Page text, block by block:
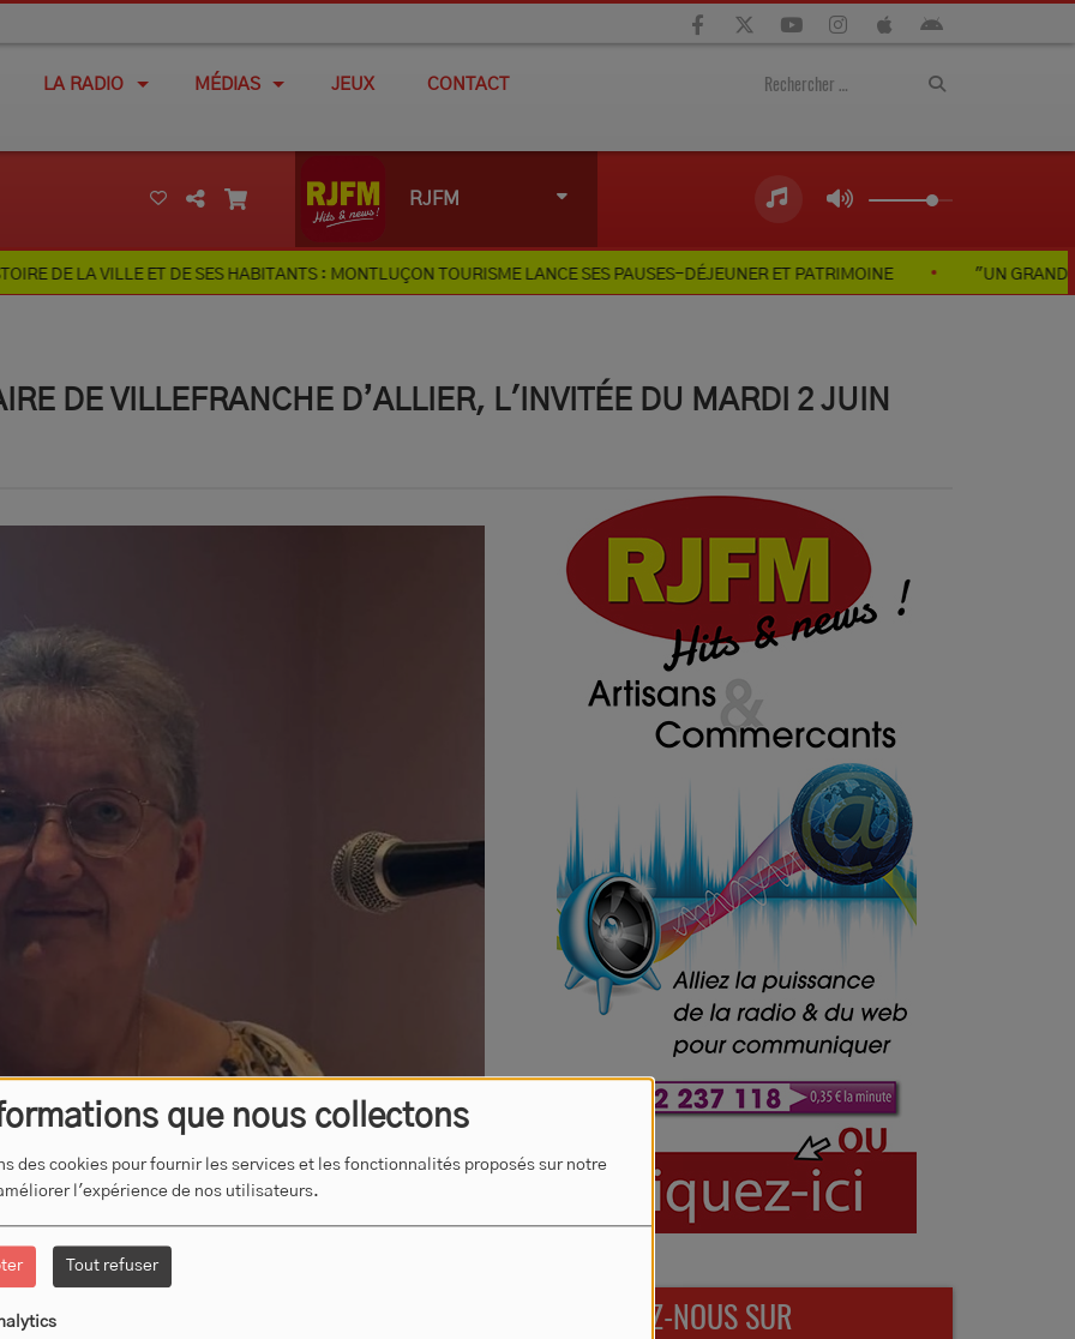
que nous collectons
des cookies pour fournir les services et les fonctionnalités proposés sur notre
l'expérience de nos utilisateurs.
Tout refuser
LA RADIO MÉDIAS JEUX CONTACT
RJFM
ET DE SES HABITANTS : MONTLUÇON TOURISME LANCE SES PAUSES-DÉJEUNER ET PATRIMOINE "UN GRAND ESPRIT
DE VILLEFRANCHE D’ALLIER, L'INVITÉE DU MARDI 2 JUIN
RETROUVEZ-NOUS SUR